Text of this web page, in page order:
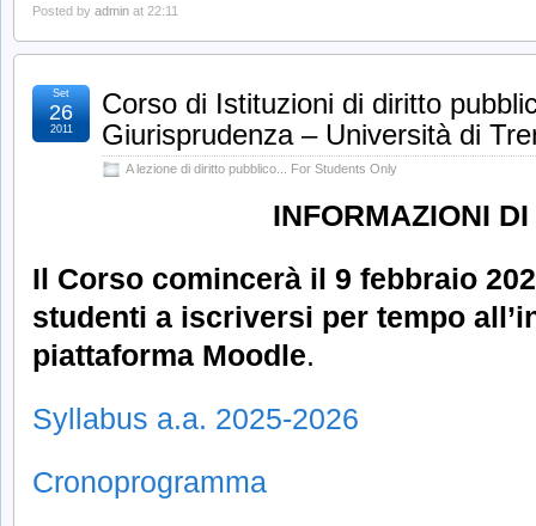
Posted by admin at 22:11
Corso di Istituzioni di diritto
Giurisprudenza – Università di
A lezione di diritto pubblico... For Students Only
Set
26
2011
INFORMAZIONI
Il Corso comincerà il 9 febbraio
studenti a iscriversi per tempo
piattaforma Moodle.
Syllabus a.a. 2025-2026
Cronoprogramma